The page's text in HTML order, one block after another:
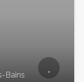
Bains